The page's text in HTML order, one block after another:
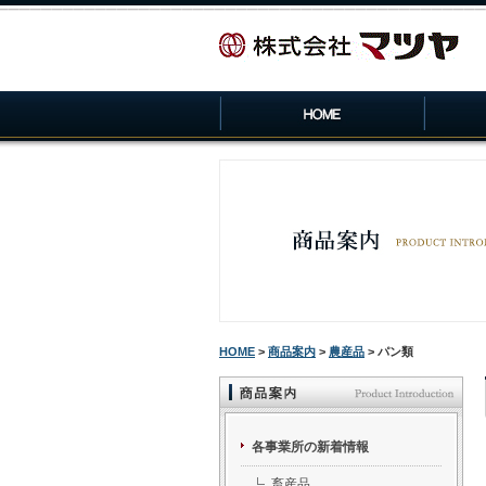
HOME > 商品案内 > 農産品 > パン類
各事業所の新着情報